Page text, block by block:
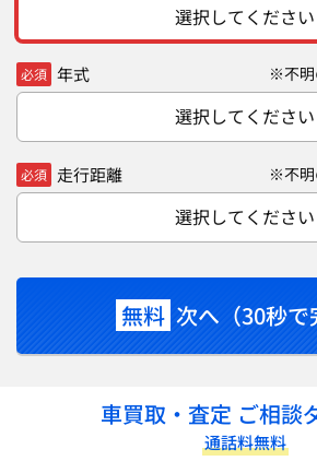
選択してください
必須 年式 ※不明
選択してください
必須 走行距離 ※不明
選択してください
無料 次へ（30秒で
車買取・査定 ご相談
通話料無料